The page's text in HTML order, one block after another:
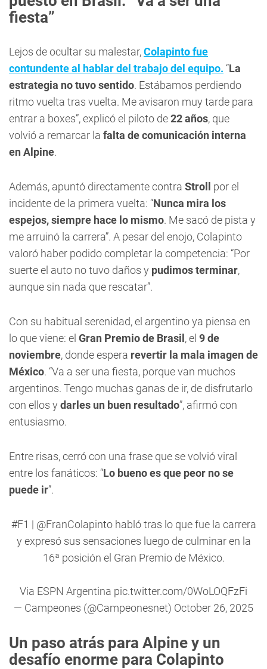
fiesta”
Lejos de ocultar su malestar,Colapinto fue
contundente al hablar del trabajo del equipo. “La
estrategia no tuvo sentido. Estábamos perdiendo
ritmo vuelta tras vuelta. Me avisaron muy tarde para
entrar a boxes”, explicó el piloto de22 años, que
volvió a remarcar la falta de comunicación interna
en Alpine.
Además, apuntó directamente contra Stroll por el
incidente de la primera vuelta: “Nunca mira los
espejos, siempre hace lo mismo. Me sacó de pista y
me arruinó la carrera”. A pesar del enojo, Colapinto
valoró haber podido completar la competencia: “Por
suerte el auto no tuvo daños y pudimos terminar,
aunque sin nada que rescatar”.
Con su habitual serenidad, el argentino ya piensa en
lo que viene: el Gran Premio de Brasil, el 9 de
noviembre, donde espera revertir la mala imagen de
México. “Va a ser una fiesta, porque van muchos
argentinos. Tengo muchas ganas de ir, de disfrutarlo
con ellos y darles un buen resultado”, afirmó con
entusiasmo.
Entre risas, cerró con una frase que se volvió viral
entre los fanáticos: “Lo bueno es que peor no se
puede ir”.
#F1 | @FranColapintohabló tras lo que fue la carrera
y expresó sus sensaciones luego de culminar en la
16ª posición el Gran Premio de México.
Via ESPN Argentina pic.twitter.com/0WoLOQFzFi
— Campeones (@Campeonesnet) October 26, 2025
Un paso atrás para Alpine y un
desafío enorme para Colapinto